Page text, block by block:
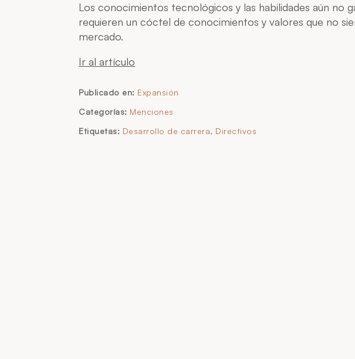
Los conocimientos tecnológicos y las habilidades aún no
requieren un cóctel de conocimientos y valores que no
mercado.
Ir al artículo
Publicado en: Expansión
Categorías: Menciones
Etiquetas: Desarrollo de carrera, Directivos